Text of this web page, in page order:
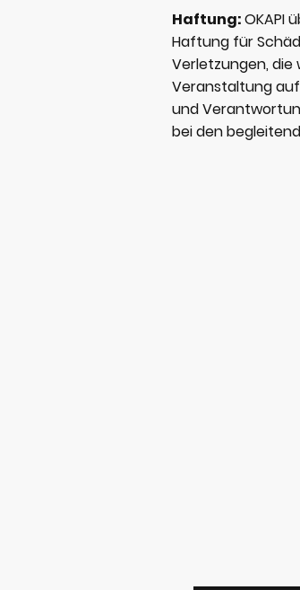
Haftung:OKAPI
Haftung für
Verletzungen, die
Veranstaltung
und
bei den